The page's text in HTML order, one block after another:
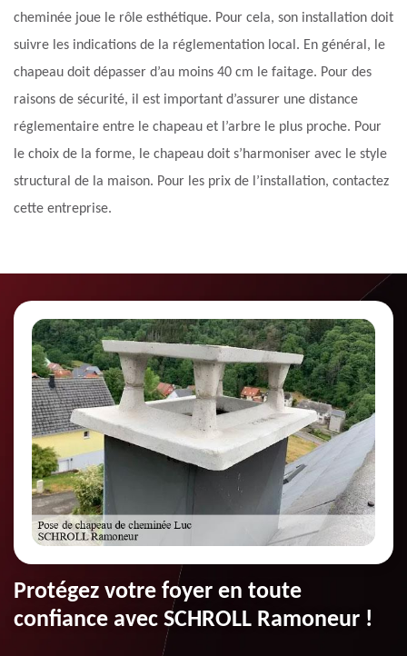
cheminée joue le rôle esthétique. Pour cela, son installation doit
suivre les indications de la réglementation local. En général, le
chapeau doit dépasser d’au moins 40 cm le faitage. Pour des
raisons de sécurité, il est important d’assurer une distance
réglementaire entre le chapeau et l’arbre le plus proche. Pour
le choix de la forme, le chapeau doit s’harmoniser avec le style
structural de la maison. Pour les prix de l’installation, contactez
cette entreprise.
Protégez votre foyer en toute
confiance avec SCHROLL Ramoneur !